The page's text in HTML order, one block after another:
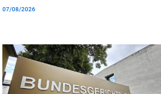
07/08/2026